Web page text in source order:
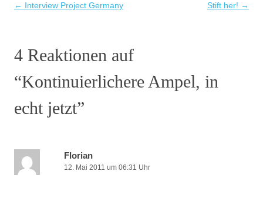
Beitragsnavigation
← Interview Project Germany Stift her! →
4 Reaktionen auf
“Kontinuierlichere Ampel, in
echt jetzt”
Florian
12. Mai 2011 um 06:31 Uhr